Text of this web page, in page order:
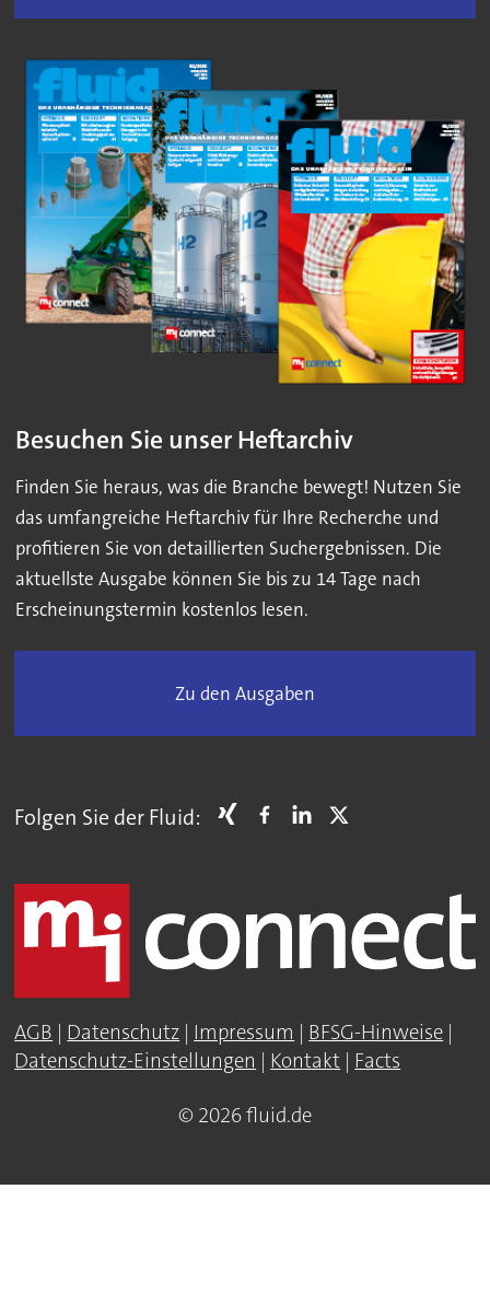
Besuchen Sie unser Heftarchiv
Finden Sie heraus, was die Branche bewegt! Nutzen Sie
das umfangreiche Heftarchiv für Ihre Recherche und
profitieren Sie von detaillierten Suchergebnissen. Die
aktuellste Ausgabe können Sie bis zu 14 Tage nach
Erscheinungstermin kostenlos lesen.
Zu den Ausgaben
Folgen Sie der Fluid:
AGB | Datenschutz | Impressum | BFSG-Hinweise |
Datenschutz-Einstellungen | Kontakt | Facts
© 2026 fluid.de